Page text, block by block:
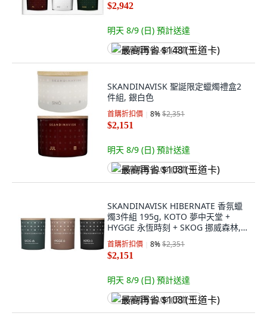
$2,942
明天 8/9 (日) 預計送達
最高再省 $148 (王道卡)
SKANDINAVISK 聖誕限定蠟燭禮盒2
件組, 銀白色
首購折扣價 8%$2,351
$2,151
明天 8/9 (日) 預計送達
最高再省 $108 (王道卡)
SKANDINAVISK HIBERNATE 香氛蠟
燭3件組 195g, KOTO 夢中天堂 +
HYGGE 永恆時刻 + SKOG 挪威森林,
Multi-color
首購折扣價 8%$2,351
$2,151
明天 8/9 (日) 預計送達
最高再省 $108 (王道卡)